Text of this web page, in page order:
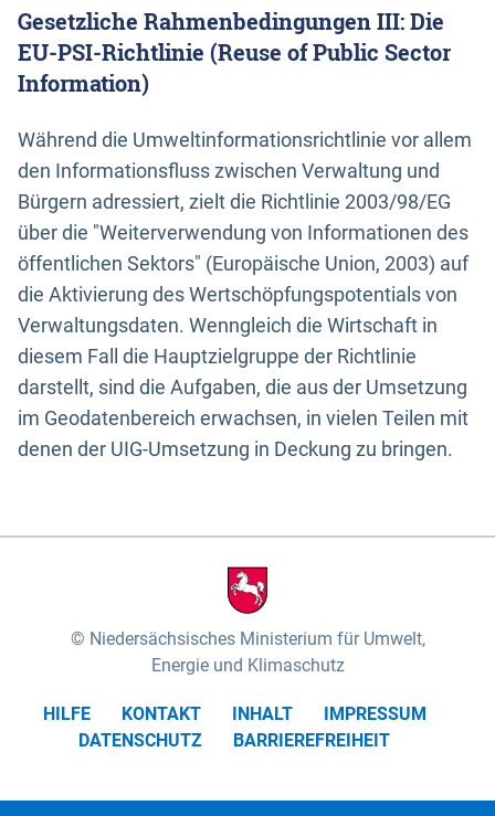
Gesetzliche Rahmenbedingungen III: Die
EU-PSI-Richtlinie (Reuse of Public Sector
Information)
Während die Umweltinformationsrichtlinie vor allem
den Informationsfluss zwischen Verwaltung und
Bürgern adressiert, zielt die Richtlinie 2003/98/EG
über die "Weiterverwendung von Informationen des
öffentlichen Sektors" (Europäische Union, 2003) auf
die Aktivierung des Wertschöpfungspotentials von
Verwaltungsdaten. Wenngleich die Wirtschaft in
diesem Fall die Hauptzielgruppe der Richtlinie
darstellt, sind die Aufgaben, die aus der Umsetzung
im Geodatenbereich erwachsen, in vielen Teilen mit
denen der UIG-Umsetzung in Deckung zu bringen.
Niedersächsisches Ministerium für Umwelt,
Energie und Klimaschutz
HILFE KONTAKT INHALT
IMPRESSUM
DATENSCHUTZ
BARRIEREFREIHEIT